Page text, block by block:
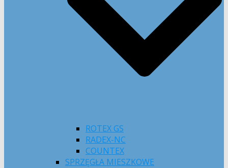
ROTEX GS
RADEX-NC
COUNTEX
SPRZĘGŁA MIESZKOWE